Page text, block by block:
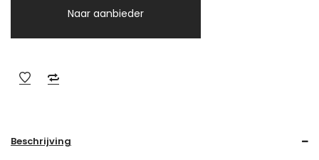
Naar aanbieder
Beschrijving